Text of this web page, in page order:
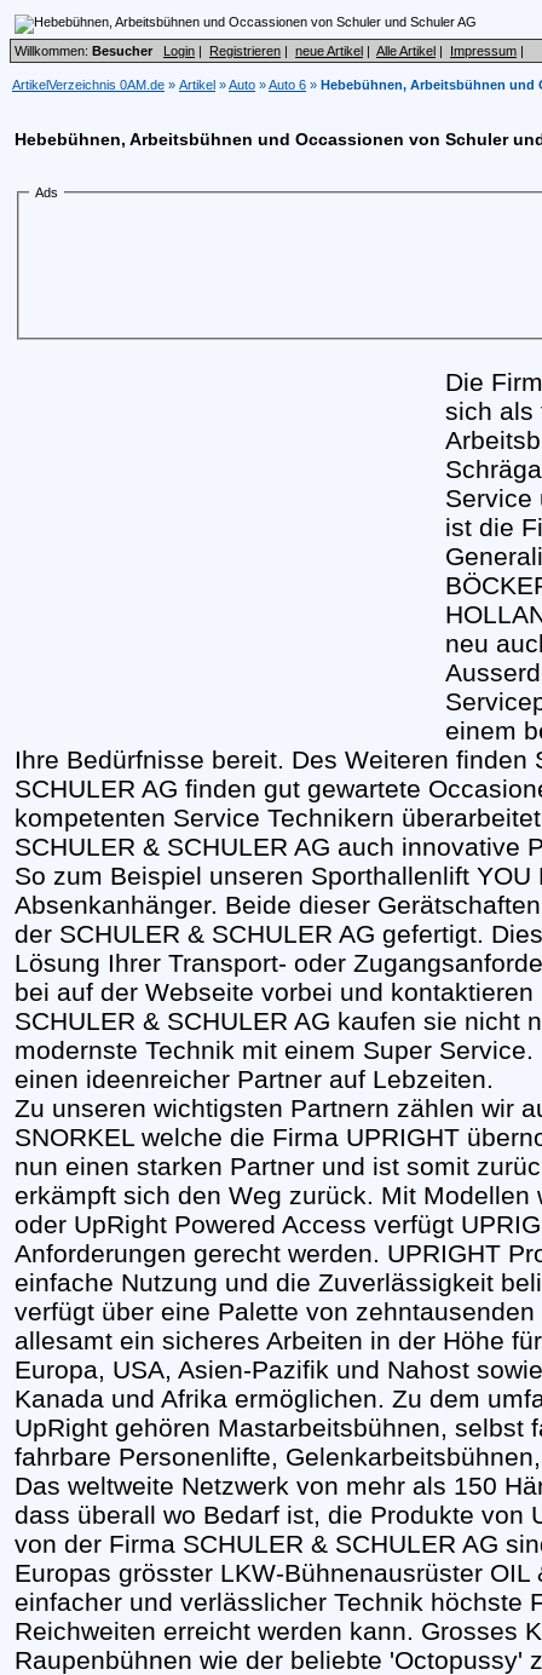
Willkommen: Besucher Login | Registrieren | neue Artikel | Alle Artikel | Impressum |
ArtikelVerzeichnis 0AM.de » Artikel »Auto »Auto 6 » Hebebühnen, Arbeitsbühnen und
Hebebühnen, Arbeitsbühnen und Occassionen von Schuler
Ads
Die
sich als
Service
ist die
neu
einem
Ihre Bedürfnisse bereit. Des Weiteren finden
SCHULER AG finden gut gewartete
kompetenten Service Technikern
SCHULER & SCHULER AG auch innovative
So zum Beispiel unseren Sporthallenlift
Absenkanhänger. Beide dieser
der SCHULER & SCHULER AG gefertigt.
Lösung Ihrer Transport- oder
bei auf der Webseite vorbei und
SCHULER & SCHULER AG kaufen sie nicht
modernste Technik mit einem Super
einen ideenreicher Partner auf Lebzeiten.
Zu unseren wichtigsten Partnern zählen wir
SNORKEL welche die Firma UPRIGHT
nun einen starken Partner und ist somit
erkämpft sich den Weg zurück. Mit
oder UpRight Powered Access verfügt
Anforderungen gerecht werden. UPRIGHT
einfache Nutzung und die Zuverlässigkeit
verfügt über eine Palette von
allesamt ein sicheres Arbeiten in der Höhe
Europa, USA, Asien-Pazifik und Nahost
Kanada und Afrika ermöglichen. Zu dem
UpRight gehören Mastarbeitsbühnen, selbst
fahrbare Personenlifte,
Das weltweite Netzwerk von mehr als 150
dass überall wo Bedarf ist, die Produkte von
von der Firma SCHULER & SCHULER AG
Europas grösster LKW-Bühnenausrüster
einfacher und verlässlicher Technik höchste
Reichweiten erreicht werden kann. Grosses
Raupenbühnen wie der beliebte 'Octopussy'